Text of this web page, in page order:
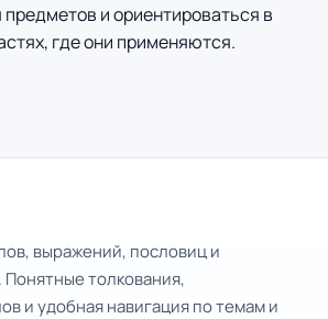
и ориентироваться в
где они применяются.
выражений, пословиц и
толкования,
и удобная навигация по темам и